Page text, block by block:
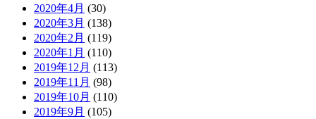
2020年4月 (30)
2020年3月 (138)
2020年2月 (119)
2020年1月 (110)
2019年12月 (113)
2019年11月 (98)
2019年10月 (110)
2019年9月 (105)